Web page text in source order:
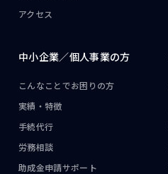
アクセス
中小企業／個人事業の方
こんなことでお困りの方
実績・特徴
手続代行
労務相談
助成金申請サポート